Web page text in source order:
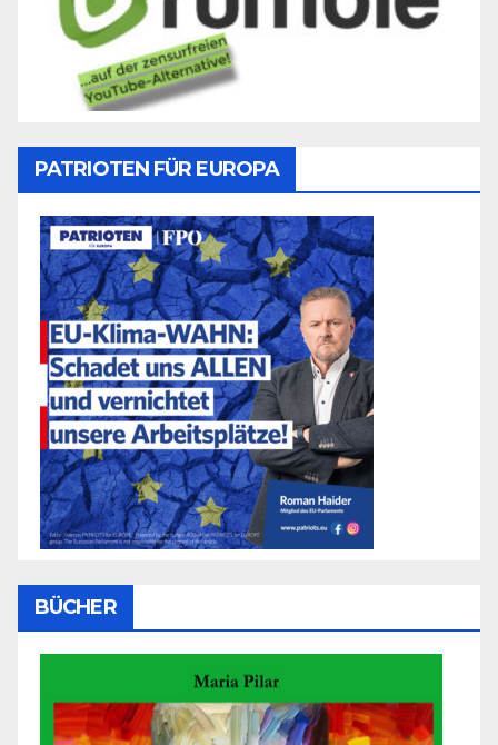
PATRIOTEN FÜR EUROPA
BÜCHER